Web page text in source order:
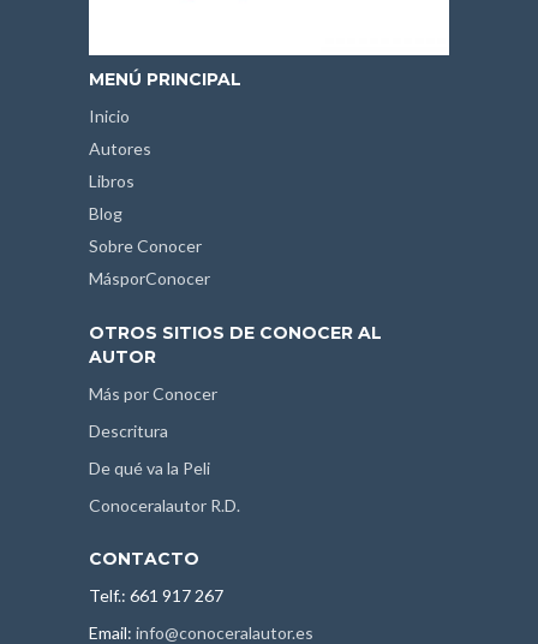
MENÚ PRINCIPAL
Inicio
Autores
Libros
Blog
Sobre Conocer
MásporConocer
OTROS SITIOS DE CONOCER AL
AUTOR
Más por Conocer
Descritura
De qué va la Peli
Conoceralautor R.D.
CONTACTO
Telf.: 661 917 267
Email: info@conoceralautor.es